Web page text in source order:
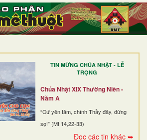
TIN MỪNG CHÚA NHẬT - LỄ
TRỌNG
Chúa Nhật XIX Thường Niên -
Năm A
“Cứ yên tâm, chính Thầy đây, đừng
sợ!” (Mt 14,22-33)
Đọc các tin khác ➥